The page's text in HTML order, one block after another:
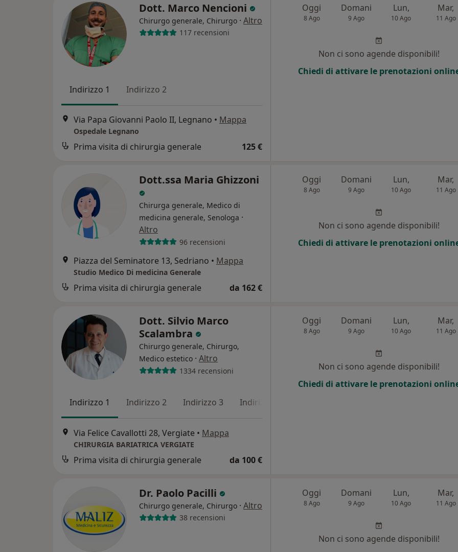
Dott. Marco Nencioni
Chirurgo generale, Chirurgo · Altro
117 recensioni
Indirizzo 1 Indirizzo 2
Via Papa Giovanni Paolo II, Legnano • Mappa
Ospedale Legnano
Prima visita di chirurgia generale 125 €
Oggi
8 Ago
Domani
9 Ago
Lun,
10 Ago
Mar,
11 Ago
Non ci sono agende disponibili!
Chiedi di attivare le prenotazioni
Dott.ssa Maria Ghizzoni
Chirurga generale, Medico di
medicina generale, Senologa ·
Altro
96 recensioni
Piazza del Seminatore 13, Sedriano • Mappa
Studio Medico Di medicina Generale
Prima visita di chirurgia generale da 162 €
Oggi
8 Ago
Domani
9 Ago
Lun,
10 Ago
Mar,
11 Ago
Non ci sono agende disponibili!
Chiedi di attivare le prenotazioni
Dott. Silvio Marco
Scalambra
Chirurgo generale, Chirurgo,
Medico estetico · Altro
1334 recensioni
Indirizzo 1 Indirizzo 2 Indirizzo 3 Indirizzo 4
Via Felice Cavallotti 28, Vergiate • Mappa
CHIRURGIA BARIATRICA VERGIATE
Prima visita di chirurgia generale da 100 €
Oggi
8 Ago
Domani
9 Ago
Lun,
10 Ago
Mar,
11 Ago
Non ci sono agende disponibili!
Chiedi di attivare le prenotazioni
Dr. Paolo Pacilli
Chirurgo generale, Chirurgo · Altro
38 recensioni
Oggi
8 Ago
Domani
9 Ago
Lun,
10 Ago
Mar,
11 Ago
Non ci sono agende disponibili!